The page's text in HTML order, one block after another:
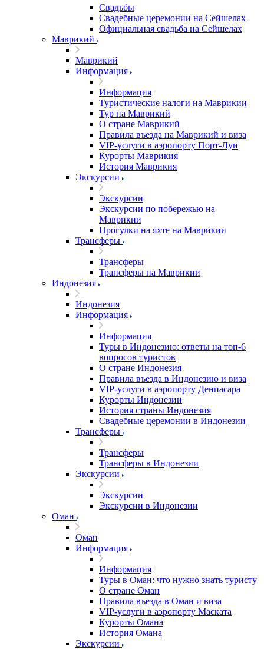
Свадьбы
Свадебные церемонии на Сейшелах
Официальная свадьба на Сейшелах
Маврикий
Маврикий
Информация
Информация
Туристические налоги на Маврикии
Тур на Маврикий
О стране Маврикий
Правила въезда на Маврикий и виза
VIP-услуги в аэропорту Порт-Луи
Курорты Маврикия
История Маврикия
Экскурсии
Экскурсии
Экскурсии по побережью на
Маврикии
Прогулки на яхте на Маврикии
Трансферы
Трансферы
Трансферы на Маврикии
Индонезия
Индонезия
Информация
Информация
Туры в Индонезию: ответы на топ-6
вопросов туристов
О стране Индонезия
Правила въезда в Индонезию и виза
VIP-услуги в аэропорту Денпасара
Курорты Индонезии
История страны Индонезия
Свадебные церемонии в Индонезии
Трансферы
Трансферы
Трансферы в Индонезии
Экскурсии
Экскурсии
Экскурсии в Индонезии
Оман
Оман
Информация
Информация
Туры в Оман: что нужно знать туристу
О стране Оман
Правила въезда в Оман и виза
VIP-услуги в аэропорту Маската
Курорты Омана
История Омана
Экскурсии